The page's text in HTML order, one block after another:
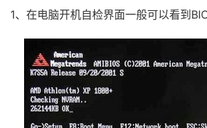
1、在电脑开机自检界面一般可以看到